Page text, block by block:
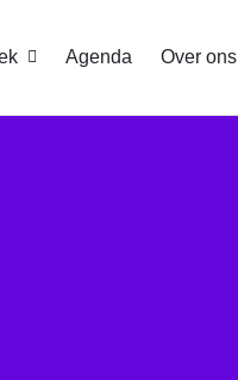
Agenda Over ons